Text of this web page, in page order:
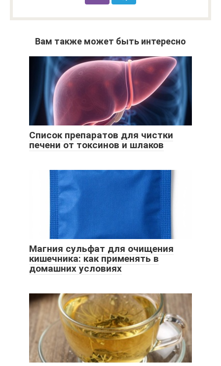
Вам также может быть интересно
Список препаратов для чистки
печени от токсинов и шлаков
Магния сульфат для очищения
кишечника: как применять в
домашних условиях